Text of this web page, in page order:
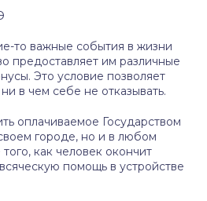
то важные события в жизни
предоставляет им различные
Это условие позволяет
в чем себе не отказывать.
оплачиваемое Государством
городе, но и в любом
как человек окончит
помощь в устройстве